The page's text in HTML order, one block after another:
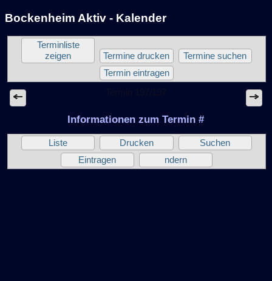
Bockenheim Aktiv - Kalender
Terminliste
zeigen
Termine drucken
Termine suchen
Termin eintragen
Informationen zum Termin #
Liste Drucken
Suchen
Eintragen
ndern